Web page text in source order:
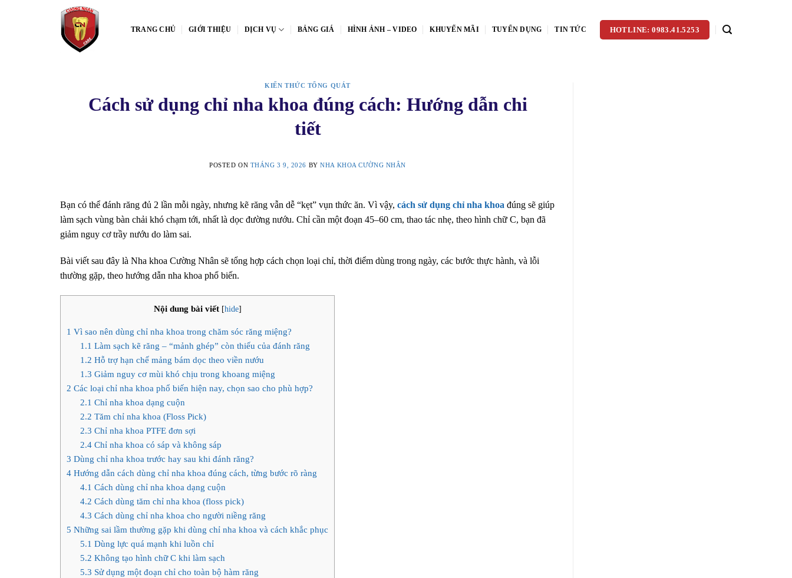
TRANG CHỦ GIỚI THIỆU DỊCH VỤ BẢNG GIÁ HÌNH ẢNH – VIDEO KHUYẾN MÃI TUYỂN DỤNG TIN TỨC HOTLINE: 0983.41.5253
KIẾN THỨC TỔNG QUÁT
Cách sử dụng chỉ nha khoa đúng cách: Hướng dẫn chi
tiết
POSTED ON THÁNG 3 9, 2026 BYNHA KHOA CƯỜNG NHÂN
Bạn có thể đánh răng đủ 2 lần mỗi ngày, nhưng kẽ răng vẫn dễ “kẹt” vụn thức ăn. Vì vậy, cách sử dụng chỉ nha khoa đúng sẽ giúp
làm sạch vùng bàn chải khó chạm tới, nhất là dọc đường nướu. Chỉ cần một đoạn 45–60 cm, thao tác nhẹ, theo hình chữ C, bạn đã
giảm nguy cơ trầy nướu do làm sai.
Bài viết sau đây là Nha khoa Cường Nhân sẽ tổng hợp cách chọn loại chỉ, thời điểm dùng trong ngày, các bước thực hành, và lỗi
thường gặp, theo hướng dẫn nha khoa phổ biến.
Nội dung bài viết [hide]
1 Vì sao nên dùng chỉ nha khoa trong chăm sóc răng miệng?
1.1 Làm sạch kẽ răng – “mảnh ghép” còn thiếu của đánh răng
1.2 Hỗ trợ hạn chế mảng bám dọc theo viền nướu
1.3 Giảm nguy cơ mùi khó chịu trong khoang miệng
2 Các loại chỉ nha khoa phổ biến hiện nay, chọn sao cho phù hợp?
2.1 Chỉ nha khoa dạng cuộn
2.2 Tăm chỉ nha khoa (Floss Pick)
2.3 Chỉ nha khoa PTFE đơn sợi
2.4Chỉ nha khoa có sáp và không sáp
3 Dùng chỉ nha khoa trước hay sau khi đánh răng?
4 Hướng dẫn cách dùng chỉ nha khoa đúng cách, từng bước rõ ràng
4.1 Cách dùng chỉ nha khoa dạng cuộn
4.2 Cách dùng tăm chỉ nha khoa (floss pick)
4.3 Cách dùng chỉ nha khoa cho người niềng răng
5 Những sai lầm thường gặp khi dùng chỉ nha khoa và cách khắc phục
5.1 Dùng lực quá mạnh khi luồn chỉ
5.2 Không tạo hình chữ C khi làm sạch
5.3 Sử dụng một đoạn chỉ cho toàn bộ hàm răng